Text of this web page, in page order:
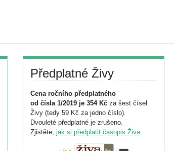
Předplatné Živy
Cena ročního předplatného
od čísla 1/2019 je 354 Kč za šest čísel
Živy (tedy 59 Kč za jedno číslo).
Dvouleté předplatné je zrušeno.
Zjistěte, jak si předplatit časopis Živa.